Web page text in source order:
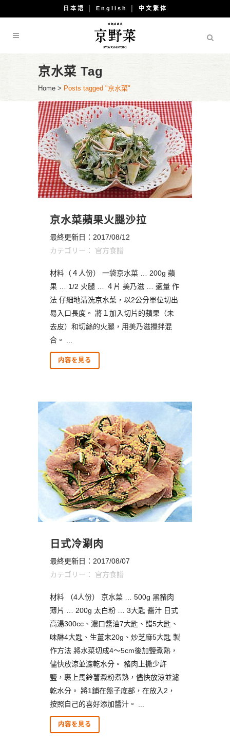
日本語 English 中文繁体
京水菜 Tag
Home > Posts tagged "京水菜"
京水菜蘋果火腿沙拉
最終更新日：2017/08/12
カテゴリー： 官方食譜
材料（４人份） 一袋京水菜 … 200g 蘋
果 … 1/2 火腿 … ４片 美乃滋 … 適量 作
法 仔細地清洗京水菜，以2公分單位切出
易入口長度。 將１加入切片的蘋果（未
去皮）和切絲的火腿，用美乃滋攪拌混
合。 ...
内容を見る
日式冷涮肉
最終更新日：2017/08/07
カテゴリー： 官方食譜
材料 （4人份） 京水菜 … 500g 黑豬肉
薄片 … 200g 太白粉 … 3大匙 醬汁 日式
高湯300cc、濃口醬油7大匙、醋5大匙、
味醂4大匙、生薑末20g、炒芝麻5大匙 製
作方法 將水菜切成4～5cm後加鹽煮熟，
儘快放涼並濾乾水分。 豬肉上撒少許
鹽，裹上馬鈴薯澱粉煮熟，儘快放涼並濾
乾水分。 將1鋪在盤子底部，在放入2，
按照自己的喜好添加醬汁。 ...
内容を見る